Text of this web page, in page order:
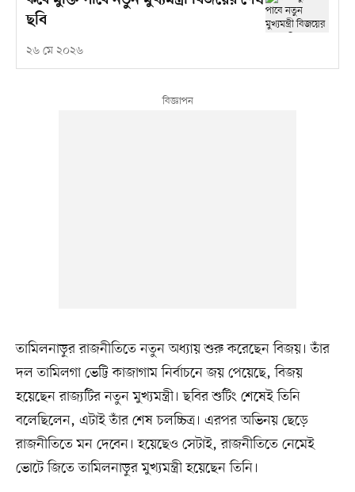
ছবি
২৬ মে ২০২৬
তামিলনাড়ুর রাজনীতিতে নতুন অধ্যায় শুরু করেছেন বিজয়। তাঁর
দল তামিলগা ভেট্টি কাজাগাম নির্বাচনে জয় পেয়েছে, বিজয়
হয়েছেন রাজ্যটির নতুন মুখ্যমন্ত্রী। ছবির শুটিং শেষেই তিনি
বলেছিলেন, এটাই তাঁর শেষ চলচ্চিত্র। এরপর অভিনয় ছেড়ে
রাজনীতিতে মন দেবেন। হয়েছেও সেটাই, রাজনীতিতে নেমেই
ভোটে জিতে তামিলনাড়ুর মুখ্যমন্ত্রী হয়েছেন তিনি।